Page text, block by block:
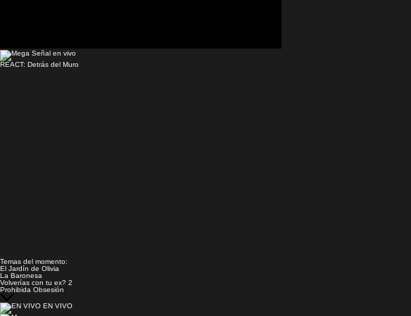
Señal en vivo
REACT: Detrás del Muro
Temas del momento:
El Jardín de Olivia
La Baronesa
Volverías con tu ex? 2
Prohibida Obsesión
EN VIVO